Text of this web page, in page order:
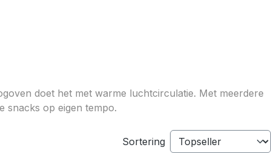
doet het met warme luchtcirculatie. Met meerdere
snacks op eigen tempo.
Sortering